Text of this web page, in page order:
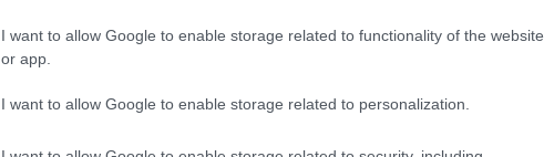
I want to allow Google to enable storage related to functionality of the website
or app.
I want to allow Google to enable storage related to personalization.